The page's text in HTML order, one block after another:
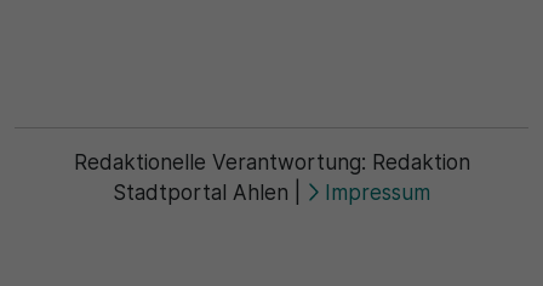
Redaktionelle Verantwortung: Redaktion
Stadtportal Ahlen
Impressum
eingestellt hat.
Matomo